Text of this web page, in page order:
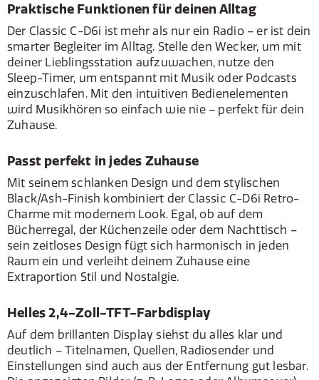
Praktische Funktionen für deinen Alltag
Der Classic C-D6i ist mehr als nur ein Radio – er ist dein
smarter Begleiter im Alltag. Stelle den Wecker, um mit
deiner Lieblingsstation aufzuwachen, nutze den
Sleep-Timer, um entspannt mit Musik oder Podcasts
einzuschlafen. Mit den intuitiven Bedienelementen
wird Musikhören so einfach wie nie – perfekt für dein
Zuhause.
Passt perfekt in jedes Zuhause
Mit seinem schlanken Design und dem stylischen
Black/Ash-Finish kombiniert der Classic C-D6i Retro-
Charme mit modernem Look. Egal, ob auf dem
Bücherregal, der Küchenzeile oder dem Nachttisch –
sein zeitloses Design fügt sich harmonisch in jeden
Raum ein und verleiht deinem Zuhause eine
Extraportion Stil und Nostalgie.
Helles 2,4-Zoll-TFT-Farbdisplay
Auf dem brillanten Display siehst du alles klar und
deutlich – Titelnamen, Quellen, Radiosender und
Einstellungen sind auch aus der Entfernung gut lesbar.